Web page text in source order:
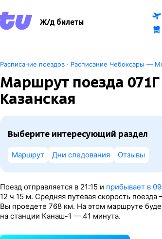
Ж/д билеты
Расписание поездов· Расписание Чебоксары —
Маршрут поезда
Казанская
Выберите интересующий раздел
Маршрут Дни следования Отзывы
Поезд отправляется в 21:15 и прибывает в
12 ч 15 м. Средняя путевая скорость
Вы проедете 768 км. На этом маршруте
на станции Канаш-1 — 41 минута.